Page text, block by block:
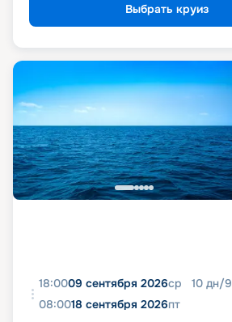
Выбрать круиз
18:0009 сентября 2026ср 10 дн/9
08:0018 сентября 2026пт